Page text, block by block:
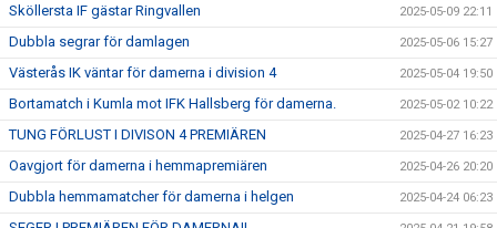
Sköllersta IF gästar Ringvallen 2025-05-09 22:11
Dubbla segrar för damlagen 2025-05-06 15:27
Västerås IK väntar för damerna i division 4 2025-05-04 19:50
Bortamatch i Kumla mot IFK Hallsberg för damerna. 2025-05-02 10:22
TUNG FÖRLUST I DIVISON 4 PREMIÄREN 2025-04-27 16:23
Oavgjort för damerna i hemmapremiären 2025-04-26 20:20
Dubbla hemmamatcher för damerna i helgen 2025-04-24 06:23